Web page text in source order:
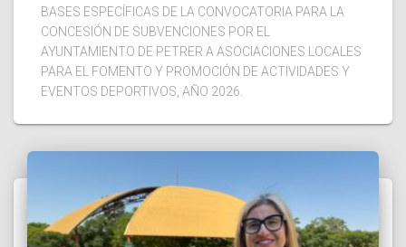
BASES ESPECÍFICAS DE LA CONVOCATORIA PARA LA
CONCESIÓN DE SUBVENCIONES POR EL
AYUNTAMIENTO DE PETRER A ASOCIACIONES LOCALES
PARA EL FOMENTO Y PROMOCIÓN DE ACTIVIDADES Y
EVENTOS DEPORTIVOS, AÑO 2026.